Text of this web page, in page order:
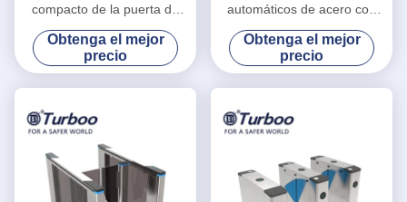
compacto de la puerta de
velocidad del control de
acceso de la puerta RFID
del torniquete del oscilación
de la parte alta
Obtenga el mejor
precio
automáticos de acero con
reconocimiento facial seguro
Puerta de barrera de
oscilación a prueba de agua
Obtenga el mejor
precio